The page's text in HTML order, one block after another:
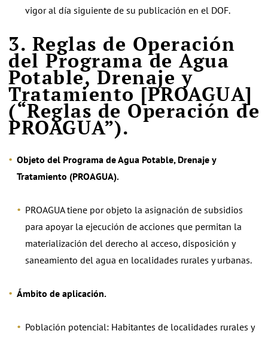
vigor al día siguiente de su publicación en el DOF.
3. Reglas de Operación
del Programa de Agua
Potable, Drenaje y
Tratamiento [PROAGUA]
(“Reglas de Operación de
PROAGUA”).
Objeto del Programa de Agua Potable, Drenaje y
Tratamiento (PROAGUA).
PROAGUA tiene por objeto la asignación de subsidios
para apoyar la ejecución de acciones que permitan la
materialización del derecho al acceso, disposición y
saneamiento del agua en localidades rurales y urbanas.
Ámbito de aplicación.
Población potencial: Habitantes de localidades rurales y